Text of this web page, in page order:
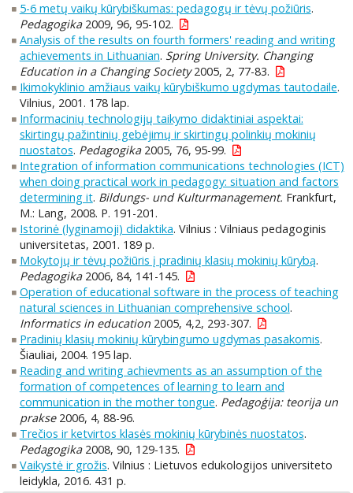
5-6 metų vaikų kūrybiškumas: pedagogų ir tėvų požiūris.
Pedagogika2009, 96, 95-102.
Analysis of the results on fourth formers' reading and writing
achievements in Lithuanian. Spring University. Changing
Education in a Changing Society2005, 2, 77-83.
Ikimokyklinio amžiaus vaikų kūrybiškumo ugdymas tautodaile.
Vilnius, 2001. 178 lap.
Informacinių technologijų taikymo didaktiniai aspektai:
skirtingų pažintinių gebėjimų ir skirtingų polinkių mokinių
nuostatos. Pedagogika2005, 76, 95-99.
Integration of information communications technologies (ICT)
when doing practical work in pedagogy: situation and factors
determining it. Bildungs- und Kulturmanagement. Frankfurt,
M.: Lang, 2008. P. 191-201.
Istorinė (lyginamoji) didaktika. Vilnius : Vilniaus pedagoginis
universitetas, 2001. 189 p.
Mokytojų ir tėvų požiūris į pradinių klasių mokinių kūrybą.
Pedagogika2006, 84, 141-145.
Operation of educational software in the process of teaching
natural sciences in Lithuanian comprehensive school.
Informatics in education2005, 4,2, 293-307.
Pradinių klasių mokinių kūrybingumo ugdymas pasakomis.
Šiauliai, 2004. 195 lap.
Reading and writing achievments as an assumption of the
formation of competences of learning to learn and
communication in the mother tongue. Pedagoģija: teorija un
prakse2006, 4, 88-96.
Trečios ir ketvirtos klasės mokinių kūrybinės nuostatos.
Pedagogika2008, 90, 129-135.
Vaikystė ir grožis. Vilnius : Lietuvos edukologijos universiteto
leidykla, 2016. 431 p.